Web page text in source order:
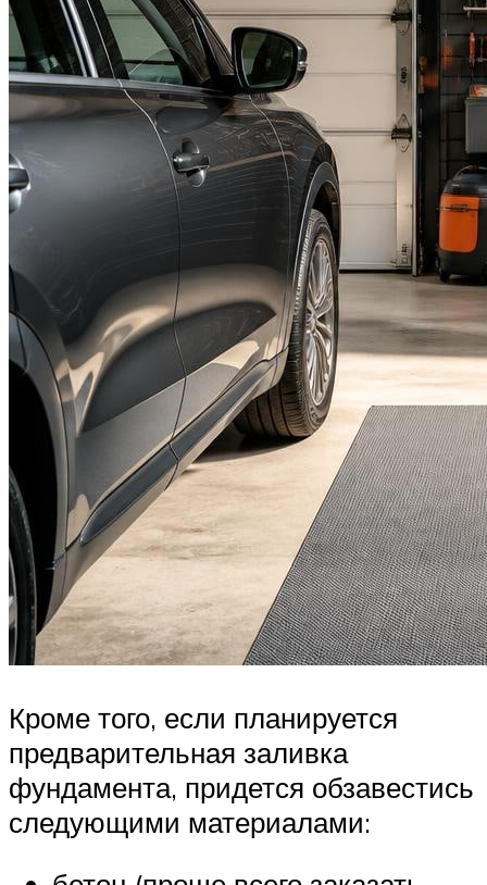
Кроме того, если планируется
предварительная заливка
фундамента, придется обзавестись
следующими материалами: